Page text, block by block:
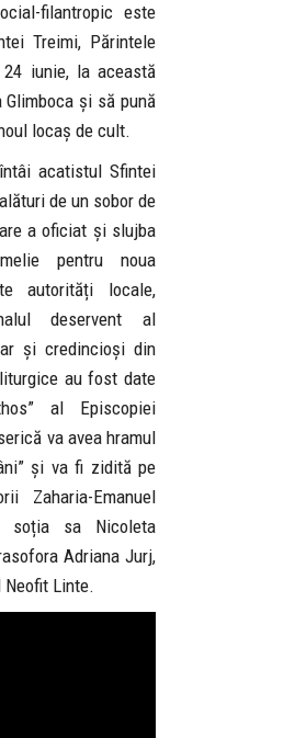
filantropic este
Treimi, Părintele
iunie, la această
Glimboca și să pună
locaș de cult.
acatistul Sfintei
de un sobor de
a oficiat și slujba
pentru noua
autorități locale,
deservent al
și credincioși din
au fost date
al Episcopiei
va avea hramul
și va fi zidită pe
Zaharia-Emanuel
soția sa Nicoleta
Adriana Jurj,
Neofit Linte.